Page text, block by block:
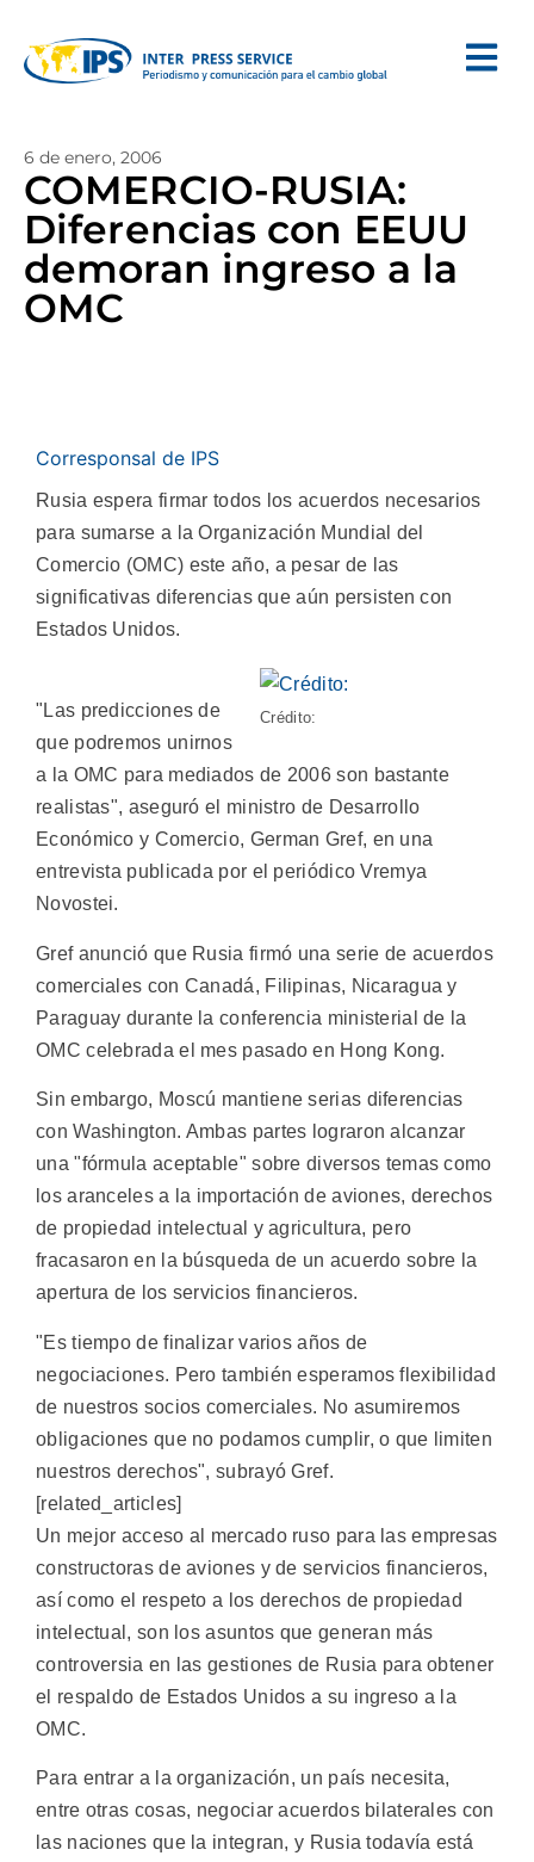
6 de enero, 2006
COMERCIO-RUSIA:
Diferencias con EEUU
demoran ingreso a la
OMC
Corresponsal de IPS
Rusia espera firmar todos los acuerdos necesarios
para sumarse a la Organización Mundial del
Comercio (OMC) este año, a pesar de las
significativas diferencias que aún persisten con
Estados Unidos.
Crédito:
"Las predicciones de
que podremos unirnos
a la OMC para mediados de 2006 son bastante
realistas", aseguró el ministro de Desarrollo
Económico y Comercio, German Gref, en una
entrevista publicada por el periódico Vremya
Novostei.
Gref anunció que Rusia firmó una serie de acuerdos
comerciales con Canadá, Filipinas, Nicaragua y
Paraguay durante la conferencia ministerial de la
OMC celebrada el mes pasado en Hong Kong.
Sin embargo, Moscú mantiene serias diferencias
con Washington. Ambas partes lograron alcanzar
una "fórmula aceptable" sobre diversos temas como
los aranceles a la importación de aviones, derechos
de propiedad intelectual y agricultura, pero
fracasaron en la búsqueda de un acuerdo sobre la
apertura de los servicios financieros.
"Es tiempo de finalizar varios años de
negociaciones. Pero también esperamos flexibilidad
de nuestros socios comerciales. No asumiremos
obligaciones que no podamos cumplir, o que limiten
nuestros derechos", subrayó Gref.
[related_articles]
Un mejor acceso al mercado ruso para las empresas
constructoras de aviones y de servicios financieros,
así como el respeto a los derechos de propiedad
intelectual, son los asuntos que generan más
controversia en las gestiones de Rusia para obtener
el respaldo de Estados Unidos a su ingreso a la
OMC.
Para entrar a la organización, un país necesita,
entre otras cosas, negociar acuerdos bilaterales con
las naciones que la integran, y Rusia todavía está